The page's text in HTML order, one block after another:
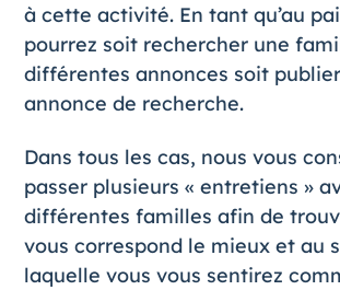
à cette activité. En tant qu’au
pourrez soit rechercher une
différentes annonces soit
annonce de recherche.
Dans tous les cas, nous vous
passer plusieurs « entretiens »
différentes familles afin de
vous correspond le mieux et au
laquelle vous vous sentirez